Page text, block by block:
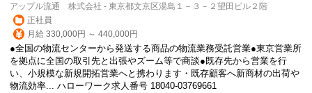
アップル流通 株式会社 - 東京都文京区湯島１－３－２望田ビル２階
正社員
月給 330,000円 ～ 440,000円
●全国の物流センターから発送する商品の物流業務受託営業●東京営業所
を拠点に全国の取引先と出張やズーム等で商談●既存先から営業を行
い、小規模な新規開拓営業へと携わります・既存顧客へ新商材の出荷や
物流効率... ハローワーク求人番号 18040-03769661